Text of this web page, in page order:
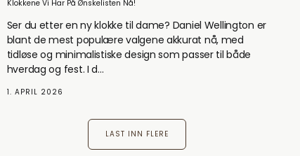
Klokkene Vi Har På Ønskelisten Nå!
Ser du etter en ny klokke til dame? Daniel Wellington er
blant de mest populære valgene akkurat nå, med
tidløse og minimalistiske design som passer til både
hverdag og fest. I d...
1. APRIL 2026
LAST INN FLERE